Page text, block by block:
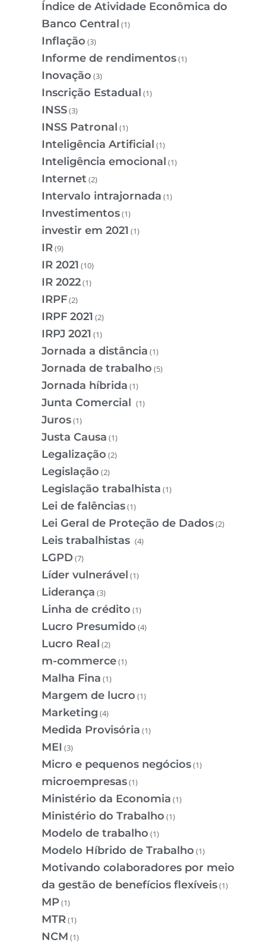
Índice de Atividade Econômica do
Banco Central (1)
Inflação (3)
Informe de rendimentos(1)
Inovação (3)
Inscrição Estadual (1)
INSS(3)
INSS Patronal (1)
Inteligência Artificial (1)
Inteligência emocional (1)
Internet (2)
Intervalo intrajornada (1)
Investimentos(1)
investir em 2021 (1)
IR(9)
IR 2021 (10)
IR 2022(1)
IRPF(2)
IRPF 2021 (2)
IRPJ 2021 (1)
Jornada a distância (1)
Jornada de trabalho (5)
Jornada híbrida (1)
Junta Comercial (1)
Juros(1)
Justa Causa (1)
Legalização (2)
Legislação (2)
Legislação trabalhista (1)
Lei de falências(1)
Lei Geral de Proteção de Dados(2)
Leis trabalhistas (4)
LGPD (7)
Líder vulnerável (1)
Liderança (3)
Linha de crédito (1)
Lucro Presumido (4)
Lucro Real (2)
m-commerce(1)
Malha Fina (1)
Margem de lucro (1)
Marketing (4)
Medida Provisória (1)
MEI (3)
Micro e pequenos negócios(1)
microempresas(1)
Ministério da Economia (1)
Ministério do Trabalho (1)
Modelo de trabalho (1)
Modelo Híbrido de Trabalho (1)
Motivando colaboradores por meio
da gestão de benefícios flexíveis(1)
MP(1)
MTR(1)
NCM (1)